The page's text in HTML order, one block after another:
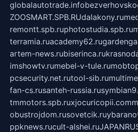
globalautotrade.info
ZOOSMART.SPB.RUdalakony.ru
remontt.spb.ruphotostudia.spb.ru
terramia.ruacademy62.ru
artem-news.rubiserinca.ru
imshowtv.rumebel-v-tule.ru
pcsecurity.net.rutool-sib.ru
fan-cs.rusanteh-russia.ru
tmmotors.spb.ruxjocuricopii.com
obustrojdom.rusovetcik.ru
ppknews.rucult-alshei.ru